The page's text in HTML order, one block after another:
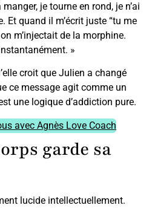
je tourne en rond, je n’ai
Et quand il m’écrit juste “tu me
m’injectait de la morphine.
»
croit que Julien a changé
ce message agit comme un
une logique d’addiction pure.
avec Agnès Love Coach
garde sa
lucide intellectuellement.